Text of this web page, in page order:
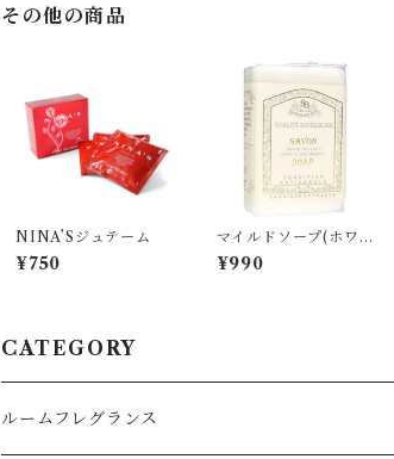
その他の商品
NINA’Sジュテーム
¥750
マイルドソープ(ホワ
イトティーの香り)
¥990
CATEGORY
ルームフレグランス